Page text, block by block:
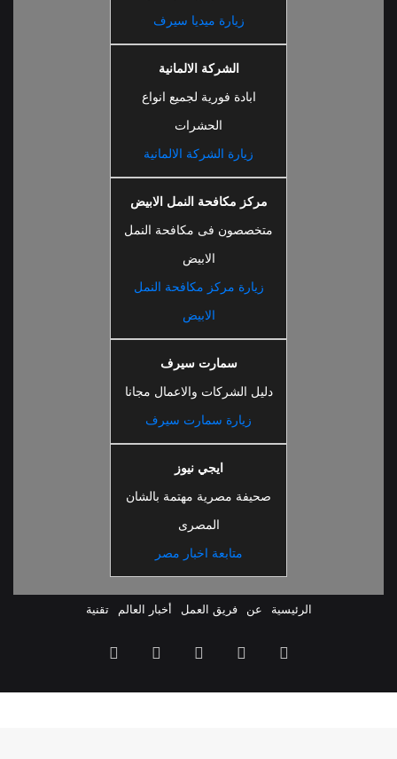
زيارة ميديا سيرف
الشركة الالمانية
ابادة فورية لجميع انواع
الحشرات
زيارة الشركة الالمانية
مركز مكافحة النمل الابيض
متخصصون فى مكافحة النمل
الابيض
زيارة مركز مكافحة النمل
الابيض
سمارت سيرف
دليل الشركات والاعمال مجانا
زيارة سمارت سيرف
ايجي نيوز
صحيفة مصرية مهتمة بالشان
المصرى
متابعة اخبار مصر
الرئيسية عن فريق العمل أخبار العالم تقنية
ملخص
الموقع
فيسبوك ‫YouTube